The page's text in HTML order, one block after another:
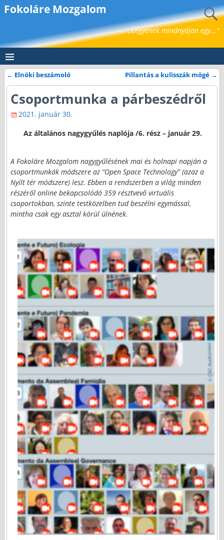
Fokoláre Mozgalom
„Legyenek mindnyájan egy..."
Bejegyzés navigáció
← Elnöki beszámoló Pillantás a kulisszák mögé →
Csoportmunka a párbeszédről
2021. január 30.
Az általános nagygyűlés naplója /6. rész – január 29.
A Fokoláre Mozgalom nagygyűlésének mai és holnapi napján a
csoportmunkák módszere az “Open Space Technology” (azaz a
Nyílt tér módszere) lesz. Ebben a rendszerben a világ minden
részéről online bekapcsolódó 359 résztvevő virtuális
csoportokban, szinte testközelben tud beszélni egymással,
mintha csak egy asztal körül ülnének.